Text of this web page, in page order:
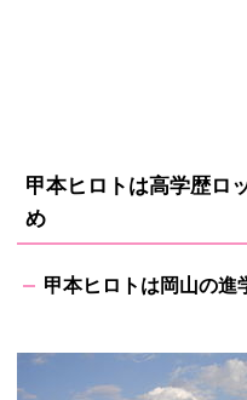
甲本ヒロトは高学歴ロ
め
甲本ヒロトは岡山の進